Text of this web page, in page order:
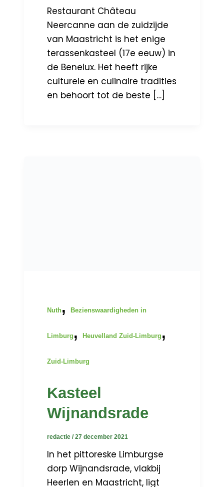
Restaurant Château
Neercanne aan de zuidzijde
van Maastricht is het enige
terassenkasteel (17e eeuw) in
de Benelux. Het heeft rijke
culturele en culinaire tradities
en behoort tot de beste […]
Nuth,Bezienswaardigheden in
Limburg ,Heuvelland Zuid-Limburg ,
Zuid-Limburg
Kasteel
Wijnandsrade
redactie/27 december 2021
In het pittoreske Limburgse
dorp Wijnandsrade, vlakbij
Heerlen en Maastricht, ligt